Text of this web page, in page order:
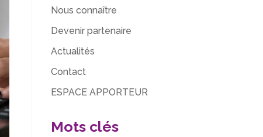
Nous connaître
Devenir partenaire
Actualités
Contact
ESPACE APPORTEUR
Mots clés